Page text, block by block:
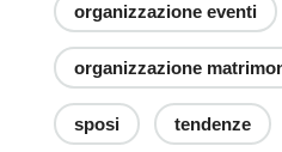
organizzazione eventi
organizzazione
sposi tendenze